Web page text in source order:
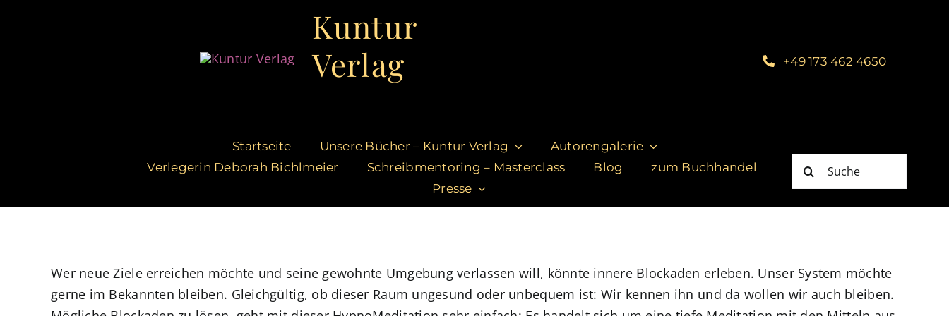
Kuntur
Verlag
+49 173 462 4650
Startseite Unsere Bücher – Kuntur Verlag
Autorengalerie
Verlegerin Deborah Bichlmeier
Schreibmentoring – Masterclass Blog
zum Buchhandel
Presse
Suche
nach:
Wer neue Ziele erreichen möchte und seine gewohnte Umgebung verlassen will, könnte innere Blockaden erleben. Unser System möchte
gerne im Bekannten bleiben. Gleichgültig, ob dieser Raum ungesund oder unbequem ist: Wir kennen ihn und da wollen wir auch bleiben.